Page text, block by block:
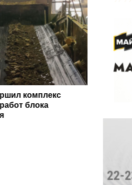
комплекс
блока